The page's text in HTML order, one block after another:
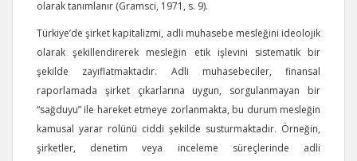
olarak tanımlanır (Gramsci, 1971, s. 9).
Türkiye’de şirket kapitalizmi, adli muhasebe mesleğini ideolojik
olarak şekillendirerek mesleğin etik işlevini sistematik bir
şekilde zayıflatmaktadır. Adli muhasebeciler, finansal
raporlamada şirket çıkarlarına uygun, sorgulanmayan bir
“sağduyu” ile hareket etmeye zorlanmakta, bu durum mesleğin
kamusal yarar rolünü ciddi şekilde susturmaktadır. Örneğin,
şirketler, denetim veya inceleme süreçlerinde adli